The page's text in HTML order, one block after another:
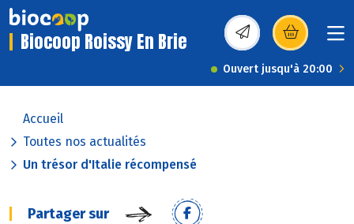
Biocoop Roissy En Brie (s’ouvre dans une
Ouvert jusqu'à 20:00
Accueil
Toutes nos actualités
Un trésor d'Italie récompensé
Partager sur